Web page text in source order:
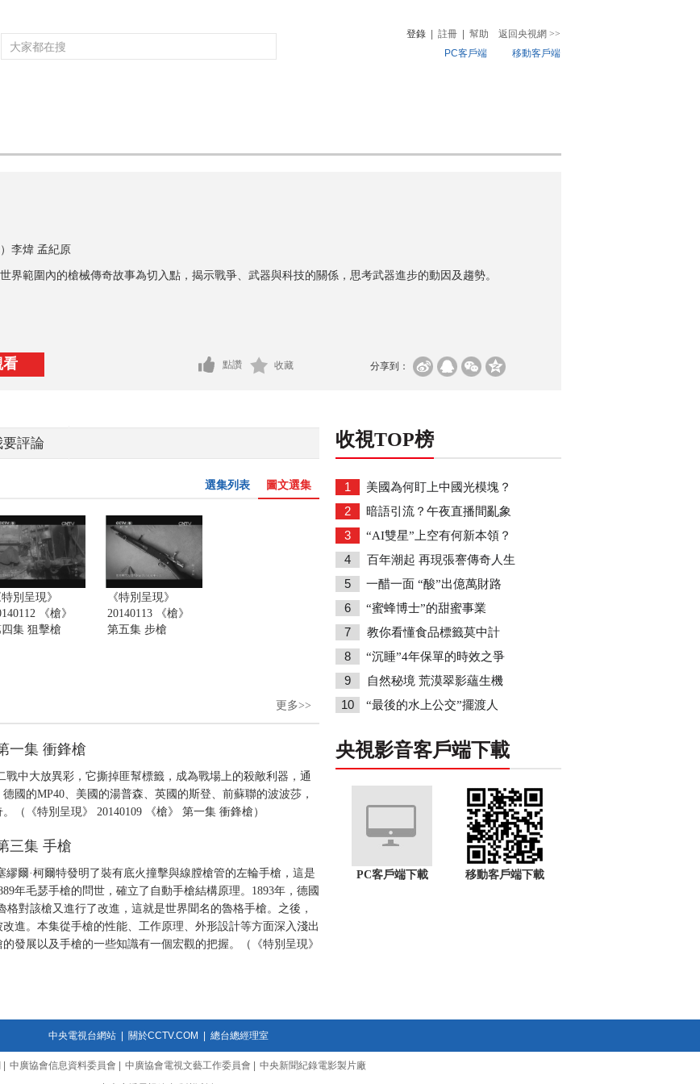
登錄 註冊 幫助 返回央視網 >>
PC客戶端
移動客戶端
）李煒 孟紀原
界範圍內的槍械傳奇故事為切入點，揭示戰爭、武器與科技的關係，思考武器進步的動因及趨勢。
看 分享到：
點讚 收藏
要評論
圖文選集
選集列表
特別呈現》
《槍》
集 狙擊槍
《特別呈現》
20140113 《槍》
第五集 步槍
更多>>
一集 衝鋒槍
中大放異彩，它撕掉匪幫標籤，成為戰場上的殺敵利器，通
國的MP40、美國的湯普森、英國的斯登、前蘇聯的波波莎，
（《特別呈現》 20140109 《槍》 第一集 衝鋒槍）
三集 手槍
爾·柯爾特發明了裝有底火撞擊與線膛槍管的左輪手槍，這是
年毛瑟手槍的問世，確立了自動手槍結構原理。1893年，德國
對該槍又進行了改進，這就是世界聞名的魯格手槍。之後，
進。本集從手槍的性能、工作原理、外形設計等方面深入淺出
發展以及手槍的一些知識有一個宏觀的把握。（《特別呈現》
收視TOP榜
1 美國為何盯上中國光模塊？
2 暗語引流？午夜直播間亂象
3 “AI雙星”上空有何新本領？
4 百年潮起 再現張謇傳奇人生
5 一醋一面 “酸”出億萬財路
6 “蜜蜂博士”的甜蜜事業
7 教你看懂食品標籤莫中計
8 “沉睡”4年保單的時效之爭
9 自然秘境 荒漠翠影蘊生機
10 “最後的水上公交”擺渡人
央視影音客戶端下載
PC客戶端下載 移動客戶端下載
中央電視台網站| 關於CCTV.COM 總台總經理室
中廣協會信息資料委員會 中廣協會電視文藝工作委員會
中央新聞紀錄電影製片廠